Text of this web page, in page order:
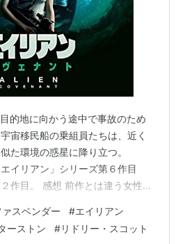
地に向かう途中で事故のため
宙移民船の乗組員たちは、近く
た環境の惑星に降り立つ。
イリアン」シリーズ第６作目
作目。 感想 前作とは違う女性が
き残りのメンバーを容赦なく殺
たが、まさか主人公まで殺して
スベンダー #エイリアン
ーストン #リドリー・スコット